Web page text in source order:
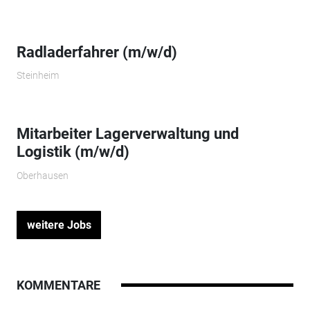
Radladerfahrer (m/w/d)
Steinheim
Mitarbeiter Lagerverwaltung und
Logistik (m/w/d)
Oberhausen
weitere Jobs
KOMMENTARE